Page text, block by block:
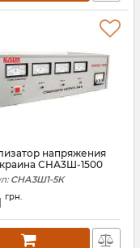
напряжения
СНА3Ш-1500
СНА3Ш1-5К
грн.